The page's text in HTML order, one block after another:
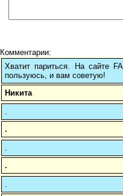
Комментарии:
Хватит париться. На сайте
пользуюсь, и вам советую!
Никита
.
.